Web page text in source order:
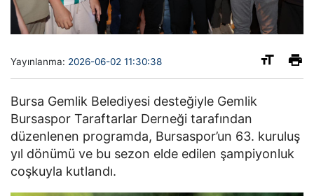
Yayınlanma: 2026-06-02 11:30:38
Bursa Gemlik Belediyesi desteğiyle Gemlik
Bursaspor Taraftarlar Derneği tarafından
düzenlenen programda, Bursaspor’un 63. kuruluş
yıl dönümü ve bu sezon elde edilen şampiyonluk
coşkuyla kutlandı.